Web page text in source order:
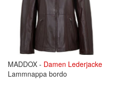
MADDOX - Damen Lederjacke
Lammnappa bordo